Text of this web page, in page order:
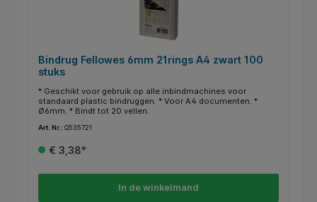
Bindrug Fellowes 6mm 21rings A4 zwart 100
stuks
* Geschikt voor gebruik op alle inbindmachines voor
standaard plastic bindruggen. * Voor A4 documenten. *
Ø6mm. * Bindt tot 20 vellen.
Art. Nr.: Q535721
€ 3,38*
In de winkelmand